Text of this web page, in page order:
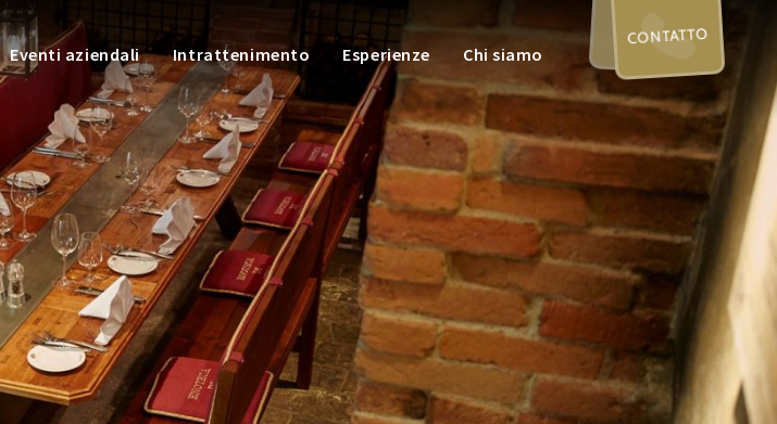
Eventi aziendali Intrattenimento Esperienze Chi siamo
CONTATTO